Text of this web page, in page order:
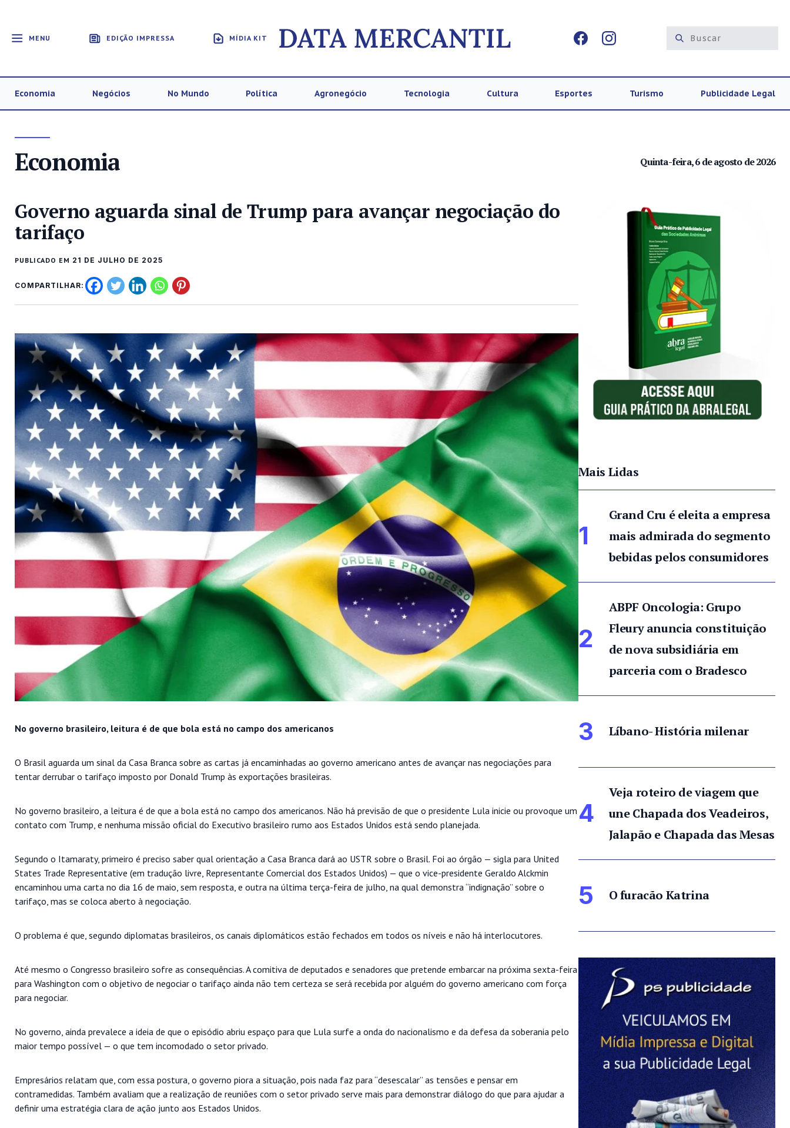
MENU EDIÇÃO IMPRESSA MÍDIA KIT
Economia Negócios No Mundo Política Agronegócio Tecnologia Cultura Esportes Turismo Publicidade Legal
Economia Quinta-feira, 6 de agosto de 2026
Governo aguarda sinal de Trump para avançar negociação do
tarifaço
PUBLICADO EM 21 DE JULHO DE 2025
COMPARTILHAR:
No governo brasileiro, leitura é de que bola está no campo dos americanos
O Brasil aguarda um sinal da Casa Branca sobre as cartas já encaminhadas ao governo americano antes de avançar nas negociações para
tentar derrubar o tarifaço imposto por Donald Trump às exportações brasileiras.
No governo brasileiro, a leitura é de que a bola está no campo dos americanos. Não há previsão de que o presidente Lula inicie ou provoque um
contato com Trump, e nenhuma missão oficial do Executivo brasileiro rumo aos Estados Unidos está sendo planejada.
Segundo o Itamaraty, primeiro é preciso saber qual orientação a Casa Branca dará ao USTR sobre o Brasil. Foi ao órgão — sigla para United
States Trade Representative (em tradução livre, Representante Comercial dos Estados Unidos) — que o vice-presidente Geraldo Alckmin
encaminhou uma carta no dia 16 de maio, sem resposta, e outra na última terça-feira de julho, na qual demonstra “indignação” sobre o
tarifaço, mas se coloca aberto à negociação.
O problema é que, segundo diplomatas brasileiros, os canais diplomáticos estão fechados em todos os níveis e não há interlocutores.
Até mesmo o Congresso brasileiro sofre as consequências. A comitiva de deputados e senadores que pretende embarcar na próxima sexta-feira
para Washington com o objetivo de negociar o tarifaço ainda não tem certeza se será recebida por alguém do governo americano com força
para negociar.
No governo, ainda prevalece a ideia de que o episódio abriu espaço para que Lula surfe a onda do nacionalismo e da defesa da soberania pelo
maior tempo possível — o que tem incomodado o setor privado.
Empresários relatam que, com essa postura, o governo piora a situação, pois nada faz para “desescalar” as tensões e pensar em
contramedidas. Também avaliam que a realização de reuniões com o setor privado serve mais para demonstrar diálogo do que para ajudar a
definir uma estratégia clara de ação junto aos Estados Unidos.
Mais Lidas
1
Grand Cru é eleita a empresa
mais admirada do segmento
bebidas pelos consumidores
2
ABPF Oncologia: Grupo
Fleury anuncia constituição
de nova subsidiária em
parceria com o Bradesco
3 Líbano- História milenar
4
Veja roteiro de viagem que
une Chapada dos Veadeiros,
Jalapão e Chapada das Mesas
5 O furacão Katrina